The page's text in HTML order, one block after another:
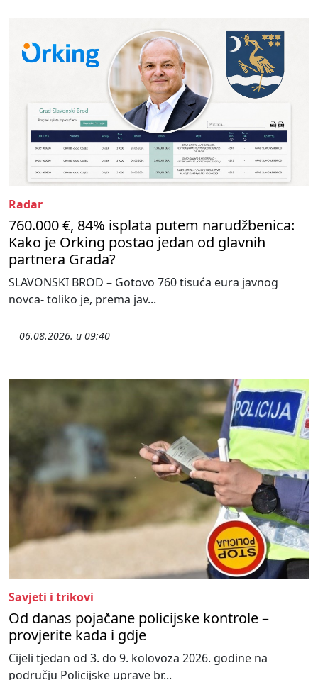
Radar
760.000 €, 84% isplata putem narudžbenica:
Kako je Orking postao jedan od glavnih
partnera Grada?
SLAVONSKI BROD – Gotovo 760 tisuća eura javnog
novca- toliko je, prema jav...
06.08.2026. u 09:40
Savjeti i trikovi
Od danas pojačane policijske kontrole –
provjerite kada i gdje
Cijeli tjedan od 3. do 9. kolovoza 2026. godine na
području Policijske uprave br...